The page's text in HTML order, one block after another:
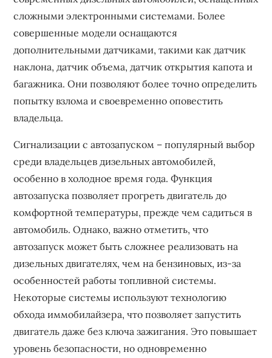
сложными электронными системами. Более
совершенные модели оснащаются
дополнительными датчиками, такими как датчик
наклона, датчик объема, датчик открытия капота и
багажника. Они позволяют более точно определить
попытку взлома и своевременно оповестить
владельца.
Сигнализации с автозапуском – популярный выбор
среди владельцев дизельных автомобилей,
особенно в холодное время года. Функция
автозапуска позволяет прогреть двигатель до
комфортной температуры, прежде чем садиться в
автомобиль. Однако, важно отметить, что
автозапуск может быть сложнее реализовать на
дизельных двигателях, чем на бензиновых, из-за
особенностей работы топливной системы.
Некоторые системы используют технологию
обхода иммобилайзера, что позволяет запустить
двигатель даже без ключа зажигания. Это повышает
уровень безопасности, но одновременно